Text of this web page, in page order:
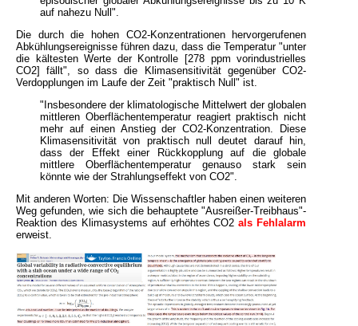
auf nahezu Null".
Die durch die hohen CO2-Konzentrationen hervorgerufenen
Abkühlungsereignisse führen dazu, dass die Temperatur "unter
die kältesten Werte der Kontrolle [278 ppm vorindustrielles
CO2] fällt", so dass die Klimasensitivität gegenüber CO2-
Verdopplungen im Laufe der Zeit "praktisch Null" ist.
"Insbesondere der klimatologische Mittelwert der globalen
mittleren Oberflächentemperatur reagiert praktisch nicht
mehr auf einen Anstieg der CO2-Konzentration. Diese
Klimasensitivität von praktisch null deutet darauf hin,
dass der Effekt einer Rückkopplung auf die globale
mittlere Oberflächentemperatur genauso stark sein
könnte wie der Strahlungseffekt von CO2".
Mit anderen Worten: Die Wissenschaftler haben einen weiteren
Weg gefunden, wie sich die behauptete "Ausreißer-Treibhaus"-
Reaktion des Klimasystems auf erhöhtes CO2als Fehlalarm
erweist.